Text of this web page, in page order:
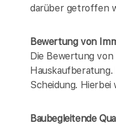
darüber getroffen
Bewertung von
Die Bewertung
Scheidung. Hierbei
Baubegleitende